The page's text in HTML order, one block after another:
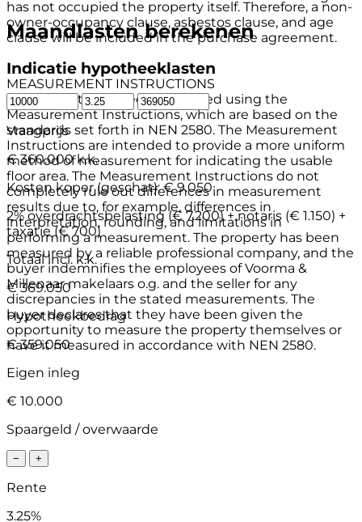
has not occupied the property itself. Therefore, a non-
owner-occupancy clause, asbestos clause, and age
clause will be included in the purchase agreement.
MEASUREMENT INSTRUCTIONS
The property has been measured using the
Measurement Instructions, which are based on the
standards set forth in NEN 2580. The Measurement
Instructions are intended to provide a more uniform
method of measurement for indicating the usable
floor area. The Measurement Instructions do not
completely rule out differences in measurement
results due to, for example, differences in
interpretation, rounding, and limitations in
performing a measurement. The property has been
measured by a reliable professional company, and the
buyer indemnifies the employees of Voorma &
Millenaar makelaars o.g. and the seller for any
discrepancies in the stated measurements. The
buyer declares that they have been given the
opportunity to measure the property themselves or
have it measured in accordance with NEN 2580.
Maandlasten berekenen
Indicatie hypotheeklasten
Vraagprijs
€ 360.000 k.k.
Kosten koper (geschat):€ 9.050
2% overdrachtsbelasting (€ 7.200) + notaris (€ 1.150) +
taxatie (€ 700)
Totaal incl. k.k.
€ 369.050
Hypotheekbedrag
€ 359.050
Eigen inleg
€ 10.000
Spaargeld / overwaarde
− +
Rente
3.25%